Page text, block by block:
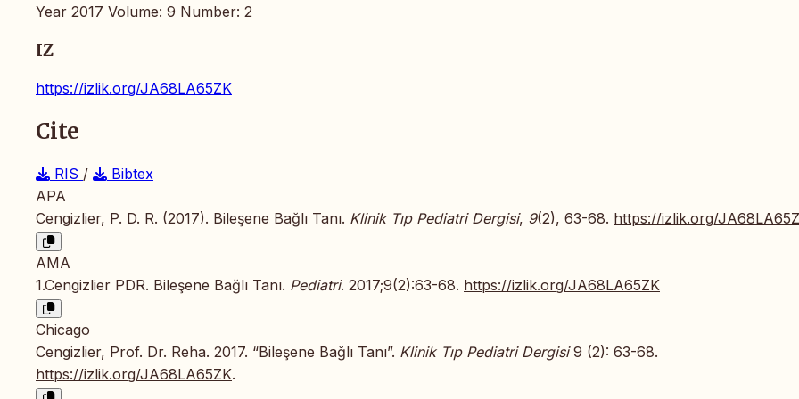
Year 2017 Volume: 9 Number: 2
IZ
https://izlik.org/JA68LA65ZK
Cite
RIS /
Bibtex
APA
Cengizlier, P. D. R. (2017). Bileşene Bağlı Tanı. Klinik Tıp Pediatri Dergisi, 9(2), 63-68. https://izlik.org/
AMA
1.Cengizlier PDR. Bileşene Bağlı Tanı. Pediatri. 2017;9(2):63-68. https://izlik.org/JA68LA65ZK
Chicago
Cengizlier, Prof. Dr. Reha. 2017. “Bileşene Bağlı Tanı”. Klinik Tıp Pediatri Dergisi9 (2): 63-68.
https://izlik.org/JA68LA65ZK.